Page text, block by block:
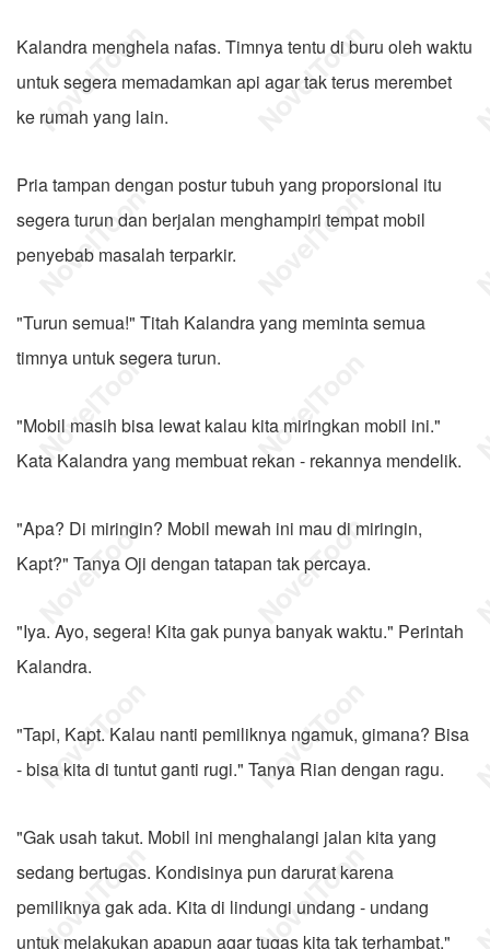
Kalandra menghela nafas. Timnya tentu di buru oleh waktu
untuk segera memadamkan api agar tak terus merembet
ke rumah yang lain.
Pria tampan dengan postur tubuh yang proporsional itu
segera turun dan berjalan menghampiri tempat mobil
penyebab masalah terparkir.
"Turun semua!" Titah Kalandra yang meminta semua
timnya untuk segera turun.
"Mobil masih bisa lewat kalau kita miringkan mobil ini."
Kata Kalandra yang membuat rekan - rekannya mendelik.
"Apa? Di miringin? Mobil mewah ini mau di miringin,
Kapt?" Tanya Oji dengan tatapan tak percaya.
"Iya. Ayo, segera! Kita gak punya banyak waktu." Perintah
Kalandra.
"Tapi, Kapt. Kalau nanti pemiliknya ngamuk, gimana? Bisa
- bisa kita di tuntut ganti rugi." Tanya Rian dengan ragu.
"Gak usah takut. Mobil ini menghalangi jalan kita yang
sedang bertugas. Kondisinya pun darurat karena
pemiliknya gak ada. Kita di lindungi undang - undang
untuk melakukan apapun agar tugas kita tak terhambat."